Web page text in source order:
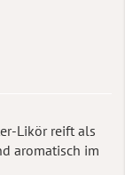
Likör reift als
aromatisch im